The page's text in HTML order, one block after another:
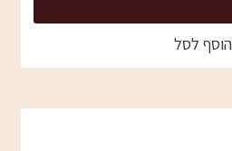
הוסף לסל